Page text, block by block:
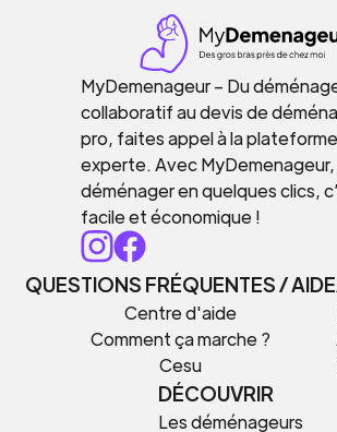
MyDemenageur – Du
collaboratif au devis de
pro, faites appel à la plateforme
experte. Avec MyDemenageur,
déménager en quelques clics,
facile et économique !
QUESTIONS FRÉQUENTES / AIDE
Centre d'aide
Comment ça marche ?
Cesu
DÉCOUVRIR
Les déménageurs